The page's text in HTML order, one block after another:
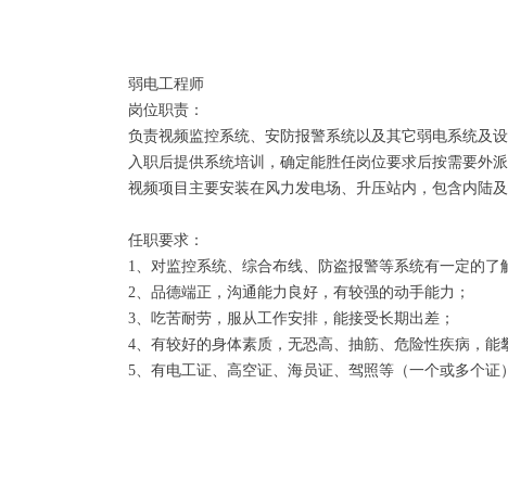
弱电工程师
岗位职责：
负责视频监控系统、安防报警系统以及其它弱电系统及
入职后提供系统培训，确定能胜任岗位要求后按需要外派
视频项目主要安装在风力发电场、升压站内，包含内陆
任职要求：
1、对监控系统、综合布线、防盗报警等系统有一定的了
2、品德端正，沟通能力良好，有较强的动手能力；
3、吃苦耐劳，服从工作安排，能接受长期出差；
4、有较好的身体素质，无恐高、抽筋、危险性疾病，能
5、有电工证、高空证、海员证、驾照等（一个或多个证